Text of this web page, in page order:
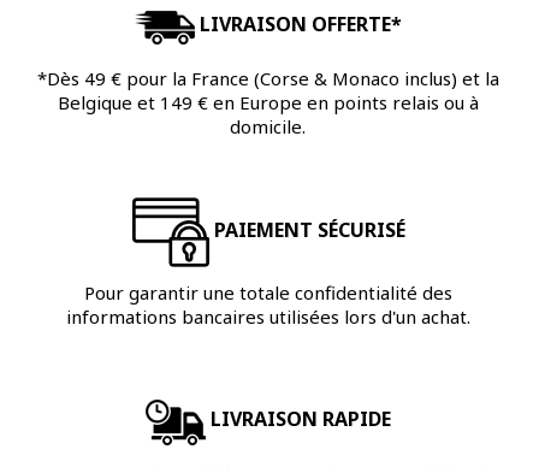
LIVRAISON OFFERTE*
*Dès 49 € pour la France (Corse & Monaco inclus) et la
Belgique et 149 € en Europe en points relais ou à
domicile.
PAIEMENT SÉCURISÉ
Pour garantir une totale confidentialité des
informations bancaires utilisées lors d'un achat.
LIVRAISON RAPIDE